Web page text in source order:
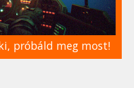
próbáld meg most!